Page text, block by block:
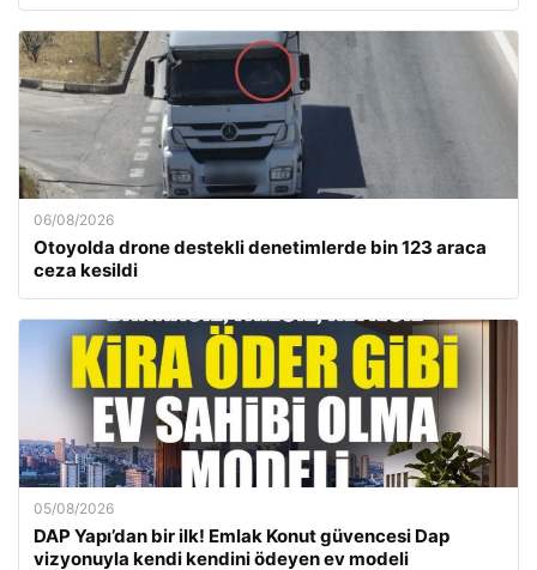
06/08/2026
Otoyolda drone destekli denetimlerde bin 123 araca
ceza kesildi
05/08/2026
DAP Yapı’dan bir ilk! Emlak Konut güvencesi Dap
vizyonuyla kendi kendini ödeyen ev modeli